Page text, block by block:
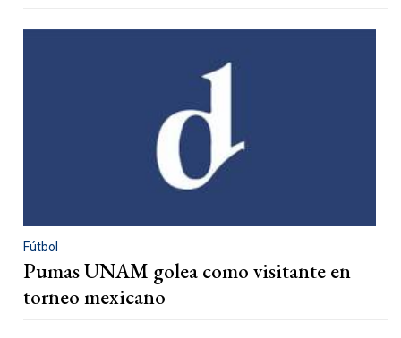
Fútbol
Pumas UNAM golea como visitante en
torneo mexicano